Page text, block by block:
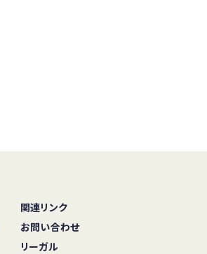
関連リンク
お問い合わせ
リーガル